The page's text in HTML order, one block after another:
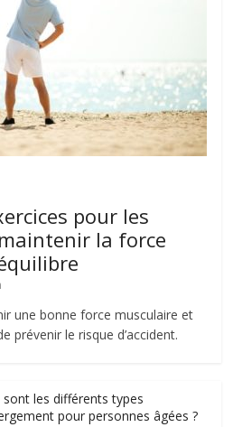
pour les
la force
une bonne force musculaire et
prévenir le risque d’accident.
sont les différents types
pour personnes âgées ?